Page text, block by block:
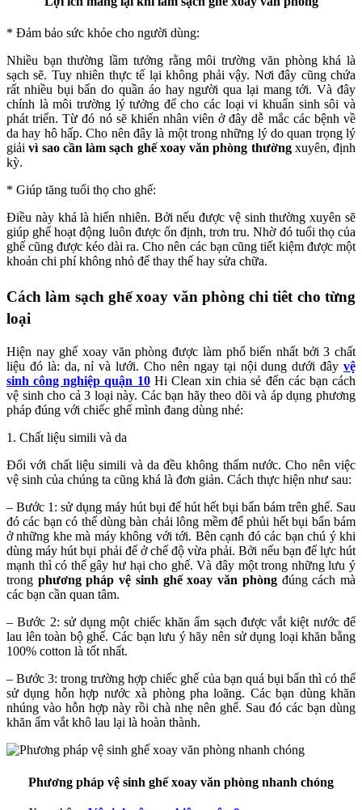
* Đảm bảo sức khỏe cho người dùng:
Nhiều bạn thường lầm tưởng rằng môi trường văn phòng khá là
sạch sẽ. Tuy nhiên thực tế lại không phải vậy. Nơi đây cũng chứa
rất nhiều bụi bẩn do quần áo hay người qua lại mang tới. Và đây
chính là môi trường lý tưởng để cho các loại vi khuẩn sinh sôi và
phát triển. Từ đó nó sẽ khiến nhân viên ở đây dễ mắc các bệnh về
da hay hô hấp. Cho nên đây là một trong những lý do quan trọng lý
giảivì sao cần làm sạch ghế xoay văn phòng thường xuyên, định
kỳ.
* Giúp tăng tuổi thọ cho ghế:
Điều này khá là hiển nhiên. Bởi nếu được vệ sinh thường xuyên sẽ
giúp ghế hoạt động luôn được ổn định, trơn tru. Nhờ đó tuổi thọ của
ghế cũng được kéo dài ra. Cho nên các bạn cũng tiết kiệm được một
khoản chi phí không nhỏ để thay thế hay sửa chữa.
Cách làm sạch ghế xoay văn phòng chi tiêt cho từng
loại
Hiện nay ghế xoay văn phòng được làm phổ biến nhất bởi 3 chất
liệu đó là: da, nỉ và lưới. Cho nên ngay tại nội dung dưới đây vệ
sinh công nghiệp quận 10Hi Clean xin chia sẻ đến các bạn cách
vệ sinh cho cả 3 loại này. Các bạn hãy theo dõi và áp dụng phương
pháp đúng với chiếc ghế mình đang dùng nhé:
1. Chất liệu simili và da
Đối với chất liệu simili và da đều không thấm nước. Cho nên việc
vệ sinh của chúng ta cũng khá là đơn giản. Cách thực hiện như sau:
– Bước 1: sử dụng máy hút bụi để hút hết bụi bẩn bám trên ghế. Sau
đó các bạn có thể dùng bàn chải lông mềm để phủi hết bụi bẩn bám
ở những khe mà máy không với tới. Bên cạnh đó các bạn chú ý khi
dùng máy hút bụi phải để ở chế độ vừa phải. Bởi nếu bạn để lực hút
mạnh thì có thể gây hư hại cho ghế. Và đây một trong những lưu ý
trong phương pháp vệ sinh ghế xoay văn phòng đúng cách mà
các bạn cần quan tâm.
– Bước 2: sử dụng một chiếc khăn ẩm sạch được vắt kiệt nước để
lau lên toàn bộ ghế. Các bạn lưu ý hãy nên sử dụng loại khăn bằng
100% cotton là tốt nhất.
– Bước 3: trong trường hợp chiếc ghế của bạn quá bụi bẩn thì có thể
sử dụng hỗn hợp nước xà phòng pha loãng. Các bạn dùng khăn
nhúng vào hỗn hợp này rồi chà nhẹ nên ghế. Sau đó các bạn dùng
khăn ẩm vắt khô lau lại là hoàn thành.
Phương pháp vệ sinh ghế xoay văn phòng nhanh chóng